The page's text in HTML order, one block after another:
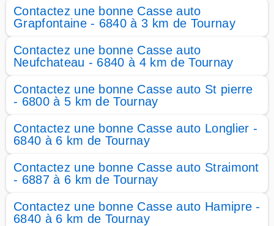
Contactez une bonne Casse auto
Grapfontaine - 6840 à 3 km de Tournay
Contactez une bonne Casse auto
Neufchateau - 6840 à 4 km de Tournay
Contactez une bonne Casse auto St pierre
- 6800 à 5 km de Tournay
Contactez une bonne Casse auto Longlier -
6840 à 6 km de Tournay
Contactez une bonne Casse auto Straimont
- 6887 à 6 km de Tournay
Contactez une bonne Casse auto Hamipre -
6840 à 6 km de Tournay